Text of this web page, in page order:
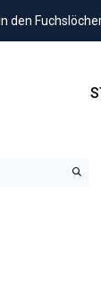
In den